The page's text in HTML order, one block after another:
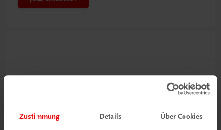
Zustimmung Details Über Cookies